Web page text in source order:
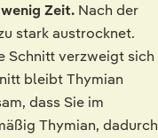
Zeit. Nach der
stark austrocknet.
Schnitt verzweigt sich
bleibt Thymian
dass Sie im
Thymian, dadurch